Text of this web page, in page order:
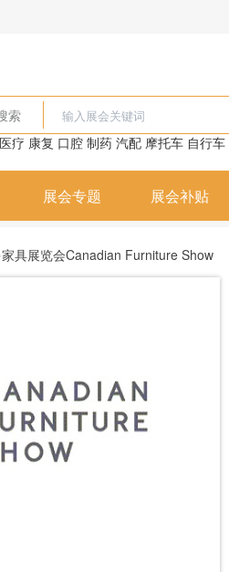
索
医疗 康复 口腔 制药 汽配 摩托车 自行车
展会专题 展会补贴
具展览会Canadian Furniture Show